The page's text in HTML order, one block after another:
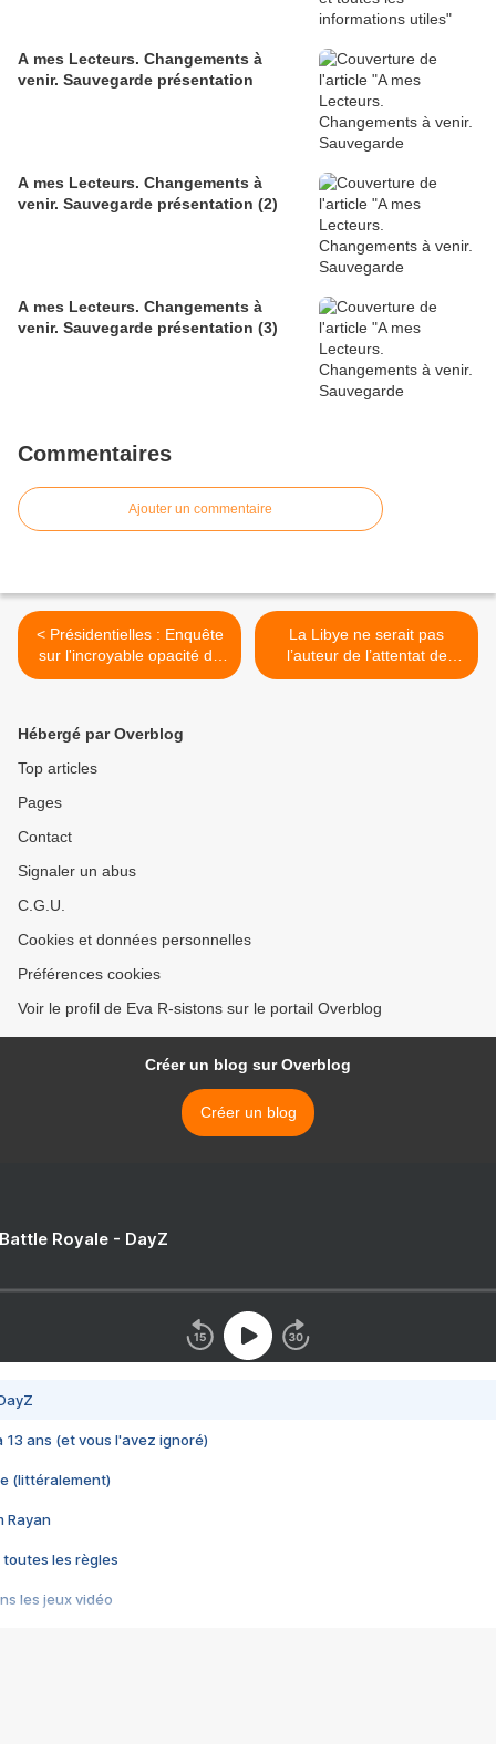
A mes Lecteurs. Changements à
venir. Sauvegarde présentation
A mes Lecteurs. Changements à
venir. Sauvegarde présentation (2)
A mes Lecteurs. Changements à
venir. Sauvegarde présentation (3)
Commentaires
Ajouter un commentaire
< Présidentielles : Enquête
sur l'incroyable opacité du
vote électronique
La Libye ne serait pas
l’auteur de l’attentat de
Lockerbie, selon un
Hébergé par Overblog
Top articles
Pages
Contact
Signaler un abus
C.G.U.
Cookies et données personnelles
Préférences cookies
Voir le profil de Eva R-sistons sur le portail Overblog
Créer un blog sur Overblog
Créer un blog
Royale - DayZ
13 ans (et vous l'avez ignoré)
(littéralement)
Rayan
toutes les règles
les jeux vidéo